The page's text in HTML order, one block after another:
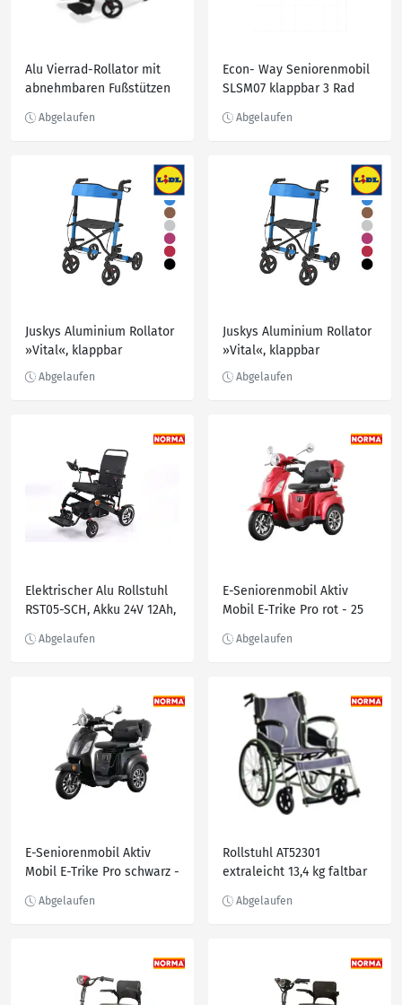
Alu Vierrad-Rollator mit
abnehmbaren Fußstützen
Econ- Way Seniorenmobil
SLSM07 klappbar 3 Rad
Juskys Aluminium Rollator
»Vital«, klappbar
Juskys Aluminium Rollator
»Vital«, klappbar
Elektrischer Alu Rollstuhl
RST05-SCH, Akku 24V 12Ah,
E-Seniorenmobil Aktiv
Mobil E-Trike Pro rot - 25
E-Seniorenmobil Aktiv
Mobil E-Trike Pro schwarz -
Rollstuhl AT52301
extraleicht 13,4 kg faltbar